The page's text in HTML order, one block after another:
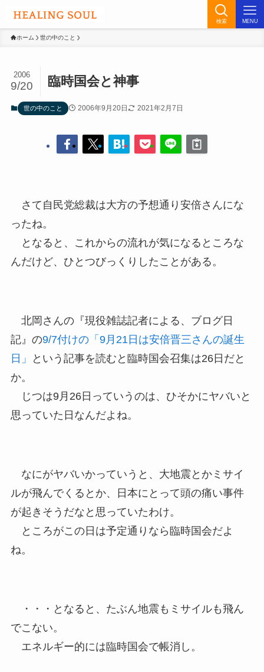
検索 MENU
ホーム 世の中のこと
臨時国会と神事
2006
9/20
世の中のこと 2006年9月20日 2021年2月7日
さて自民党総裁は大方の予想通り安倍さんにな
ったね。
となると、これからの流れが気になるところな
んだけど、ひとつびっくりしたことがある。
北岡さんの『現役雑誌記者による、ブログ日
記』の9/7付けの「9月21日は安倍晋三さんの誕生
日」
という記事を読むと臨時国会召集は26日だと
か。
じつは9月26日っていうのは、ひそかにヤバいと
思っていた日なんだよね。
なにがヤバいかっていうと、大地震とかミサイ
ルが飛んでくるとか、日本にとって頭の痛い事件
が起きそうだなと思っていたわけ。
ところがこの日は予定通りなら臨時国会だよ
ね。
・・・となると、たぶん地震もミサイルも飛ん
でこない。
エネルギー的には臨時国会で帳消し。